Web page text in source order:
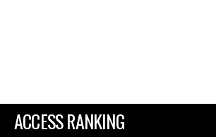
ACCESS RANKING